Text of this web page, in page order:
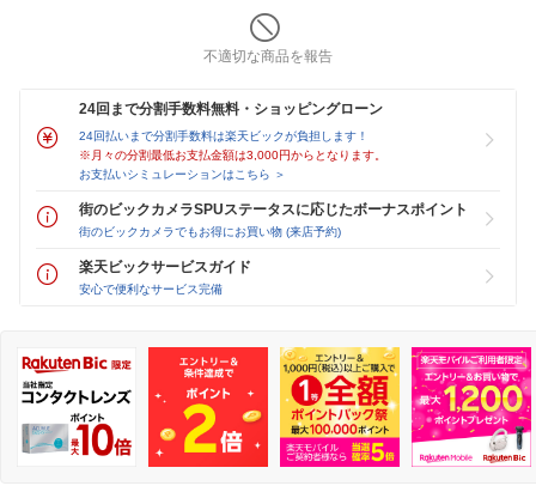
不適切な商品を報告
24回まで分割手数料無料・ショッピングローン
24回払いまで分割手数料は楽天ビックが負担します！
※月々の分割最低お支払金額は3,000円からとなります。
お支払いシミュレーションはこちら ＞
街のビックカメラSPUステータスに応じたボーナスポイント
街のビックカメラでもお得にお買い物 (来店予約)
楽天ビックサービスガイド
安心で便利なサービス完備